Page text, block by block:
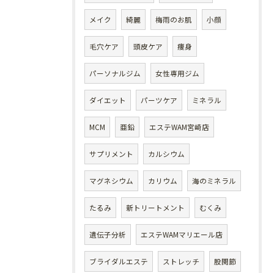
メイク 綺麗 梅雨のお肌 小顔
毛穴ケア 頭皮ケア 痩身
パーソナルジム 女性専用ジム
ダイエット パーツケア ミネラル
MCM 亜鉛 エステWAM宮崎店
サプリメント カルシウム
マグネシウム カリウム 海のミネラル
たるみ 新トリートメント むくみ
遺伝子分析 エステWAMマリエール店
ブライダルエステ ストレッチ 股関節